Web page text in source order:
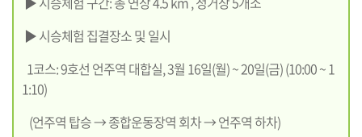
▶ 시승체험 집결장소 및 일시
1코스: 9호선 언주역 대합실, 3월 16일(월) ~ 20일(금) (10:00 ~ 1
1:10)
(언주역 탑승 → 종합운동장역 회차 → 언주역 하차)